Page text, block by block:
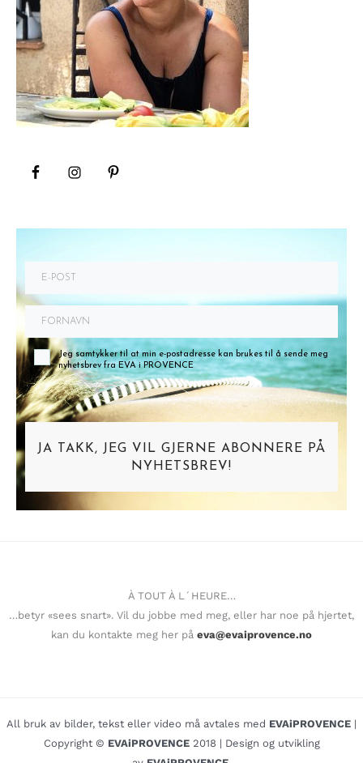
Jeg samtykker til at min e-postadresse kan brukes til å sende meg
nyhetsbrev fra EVA i PROVENCE
JA TAKK, JEG VIL GJERNE ABONNERE PÅ
NYHETSBREV!
À TOUT À L´HEURE…
…betyr «sees snart». Vil du jobbe med meg, eller har noe på hjertet,
kan du kontakte meg her på eva@evaiprovence.no
All bruk av bilder, tekst eller video må avtales med EVAiPROVENCE |
Copyright © EVAiPROVENCE2018 | Design og utvikling